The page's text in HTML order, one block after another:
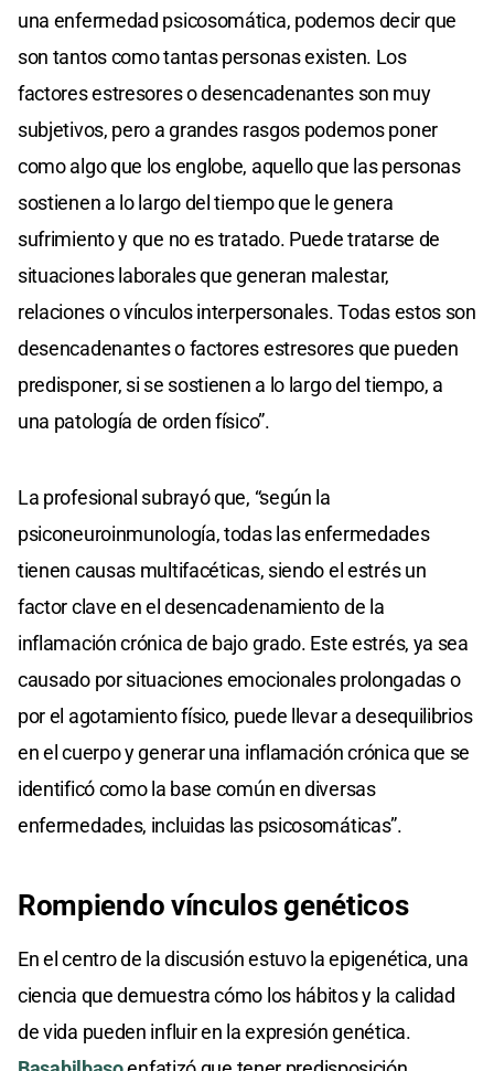
una enfermedad psicosomática, podemos decir que
son tantos como tantas personas existen. Los
factores estresores o desencadenantes son muy
subjetivos, pero a grandes rasgos podemos poner
como algo que los englobe, aquello que las personas
sostienen a lo largo del tiempo que le genera
sufrimiento y que no es tratado. Puede tratarse de
situaciones laborales que generan malestar,
relaciones o vínculos interpersonales. Todas estos son
desencadenantes o factores estresores que pueden
predisponer, si se sostienen a lo largo del tiempo, a
una patología de orden físico”.
La profesional subrayó que, “según la
psiconeuroinmunología, todas las enfermedades
tienen causas multifacéticas, siendo el estrés un
factor clave en el desencadenamiento de la
inflamación crónica de bajo grado. Este estrés, ya sea
causado por situaciones emocionales prolongadas o
por el agotamiento físico, puede llevar a desequilibrios
en el cuerpo y generar una inflamación crónica que se
identificó como la base común en diversas
enfermedades, incluidas las psicosomáticas”.
Rompiendo vínculos genéticos
En el centro de la discusión estuvo la epigenética, una
ciencia que demuestra cómo los hábitos y la calidad
de vida pueden influir en la expresión genética.